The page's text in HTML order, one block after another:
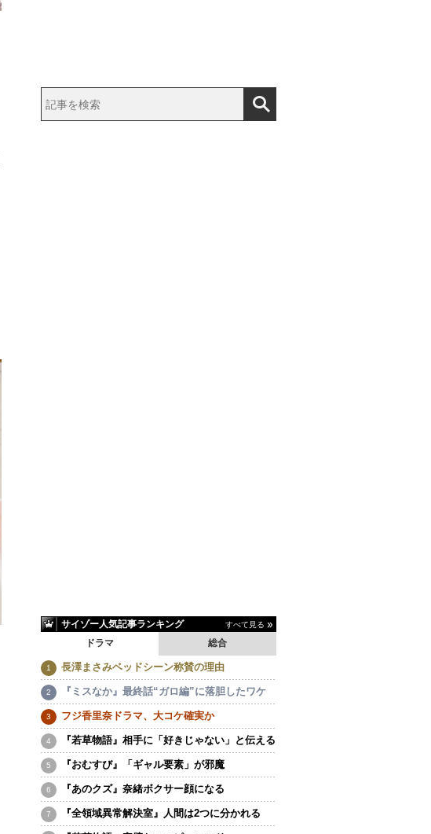
サイゾー人気記事ランキング すべて見る
ドラマ 総合
長澤まさみベッドシーン称賛の理由
『ミスなか』最終話“ガロ編”に落胆したワケ
フジ香里奈ドラマ、大コケ確実か
『若草物語』相手に「好きじゃない」と伝える
『おむすび』「ギャル要素」が邪魔
『あのクズ』奈緒ボクサー顔になる
『全領域異常解決室』人間は2つに分かれる